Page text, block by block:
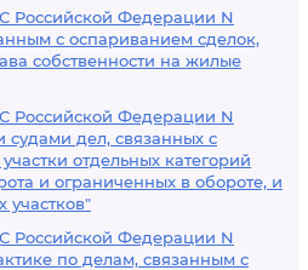
Российской Федерации N
с оспариванием сделок,
собственности на жилые
Российской Федерации N
судами дел, связанных с
отдельных категорий
и ограниченных в обороте, и
участков"
Российской Федерации N
по делам, связанным с